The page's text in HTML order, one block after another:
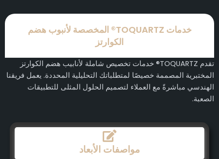
خدمات TOQUARTZ® المخصصة لأنبوب هضم
الكوارتز
تقدم TOQUARTZ® خدمات تخصيص شاملة لأنابيب هضم الكوارتز
المختبرية المصممة خصيصًا لمتطلباتك التحليلية المحددة. يعمل فريقنا
الهندسي مباشرةً مع العملاء لتصميم الحلول المثلى للتطبيقات
الصعبة.
مواصفات الأبعاد